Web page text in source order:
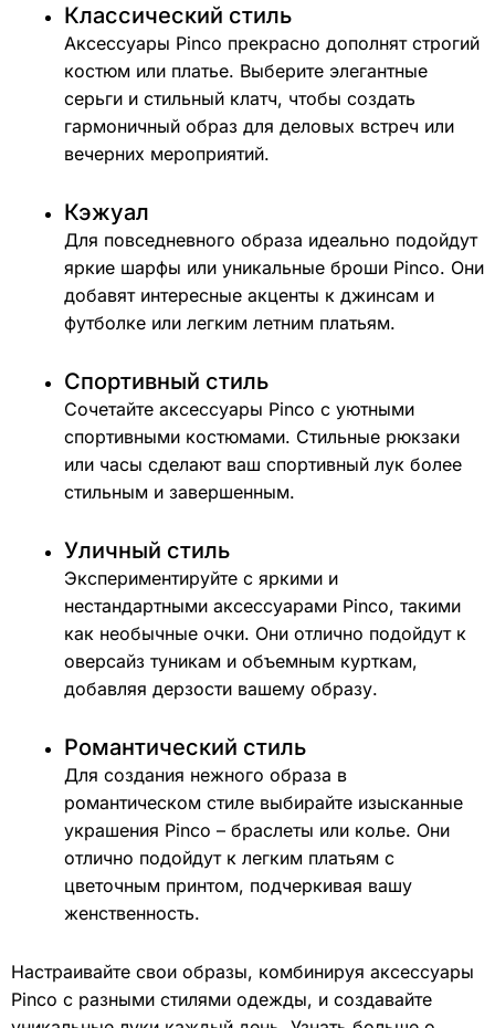
Классический стиль
Аксессуары Pinco прекрасно дополнят строгий
костюм или платье. Выберите элегантные
серьги и стильный клатч, чтобы создать
гармоничный образ для деловых встреч или
вечерних мероприятий.
Кэжуал
Для повседневного образа идеально подойдут
яркие шарфы или уникальные броши Pinco. Они
добавят интересные акценты к джинсам и
футболке или легким летним платьям.
Спортивный стиль
Сочетайте аксессуары Pinco с уютными
спортивными костюмами. Стильные рюкзаки
или часы сделают ваш спортивный лук более
стильным и завершенным.
Уличный стиль
Экспериментируйте с яркими и
нестандартными аксессуарами Pinco, такими
как необычные очки. Они отлично подойдут к
оверсайз туникам и объемным курткам,
добавляя дерзости вашему образу.
Романтический стиль
Для создания нежного образа в
романтическом стиле выбирайте изысканные
украшения Pinco – браслеты или колье. Они
отлично подойдут к легким платьям с
цветочным принтом, подчеркивая вашу
женственность.
Настраивайте свои образы, комбинируя аксессуары
Pinco с разными стилями одежды, и создавайте